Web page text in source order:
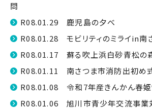
問
R08.01.29 鹿児島の夕べ
R08.01.28 モビリティのミライin南
R08.01.17 蘇る吹上浜白砂青松の
R08.01.11 南さつま市消防出初め
R08.01.08 令和7年産きんかん春
R08.01.06 旭川市青少年交流事業